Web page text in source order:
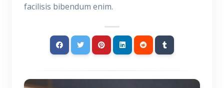
facilisis bibendum enim.